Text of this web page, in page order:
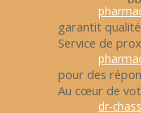
garantit
Service de
pour des
Au cœur de
dr-